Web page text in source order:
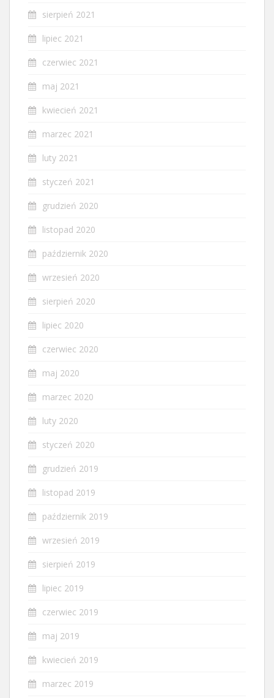
sierpień 2021
lipiec 2021
czerwiec 2021
maj 2021
kwiecień 2021
marzec 2021
luty 2021
styczeń 2021
grudzień 2020
listopad 2020
październik 2020
wrzesień 2020
sierpień 2020
lipiec 2020
czerwiec 2020
maj 2020
marzec 2020
luty 2020
styczeń 2020
grudzień 2019
listopad 2019
październik 2019
wrzesień 2019
sierpień 2019
lipiec 2019
czerwiec 2019
maj 2019
kwiecień 2019
marzec 2019